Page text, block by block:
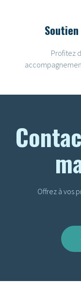
Profitez
Offrez à vos